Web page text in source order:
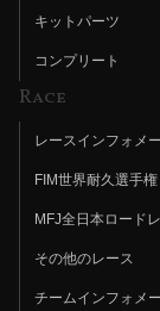
キットパーツ
コンプリート
Race
レースインフォメ
FIM世界耐久選手権
MFJ全日本ロード
その他のレース
チームインフォメ